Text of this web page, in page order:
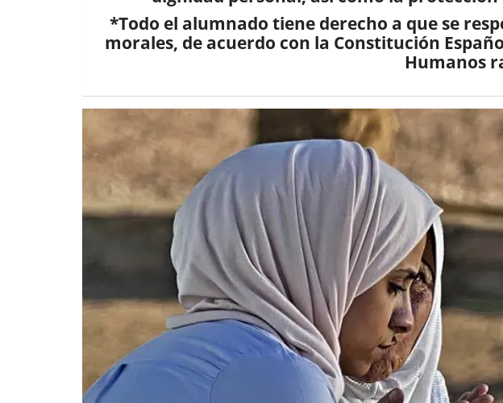
*Todo el alumnado tiene derecho a que se
morales, de acuerdo con la Constitución
Humanos